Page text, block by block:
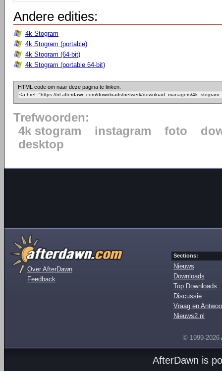
Andere edities:
4k Stogram
4k Stogram (portable)
4k Stogram (64-bit)
4k Stogram (portable 64-bit)
HTML code om naar deze pagina te linken:
Trefwoorden:
4k stogram
instagram foto
desktop
Over AfterDawn
Feedback
Sections:
Nieuws
Downloads
Top Downloads
Discussie
Vraag en
Nieuws2.nl
© 1999-2026
AfterDawn is